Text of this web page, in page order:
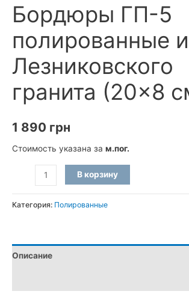
Бордюры ГП-5
полированные
Лезниковского
гранита (20×8
1 890 грн
Стоимость указана за м.пог.
Количество
товара
Бордюры
из
Лезниковского
(20x8
В корзину
Категория: Полированные
Описание